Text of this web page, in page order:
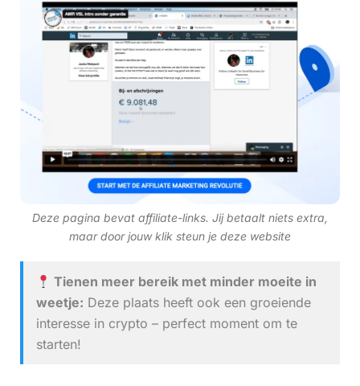
Deze pagina bevat affiliate-links. Jij betaalt niets extra,
maar door jouw klik steun je deze website
Tienen meer bereik met minder moeite in
weetje: Deze plaats heeft ook een groeiende
interesse in crypto – perfect moment om te
starten!